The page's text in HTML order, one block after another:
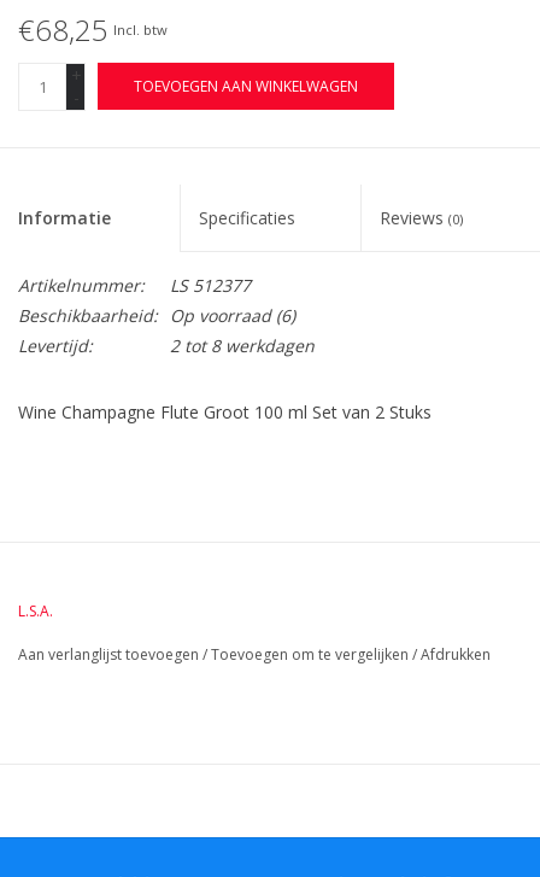
€68,25 Incl. btw
+
-
TOEVOEGEN AAN WINKELWAGEN
Informatie Specificaties Reviews (0)
Artikelnummer:
LS 512377
Beschikbaarheid:
Op voorraad(6)
Levertijd:
2 tot 8 werkdagen
Wine Champagne Flute Groot 100 ml Set van 2 Stuks
L.S.A.
Aan verlanglijst toevoegen /Toevoegen om te vergelijken /Afdrukken